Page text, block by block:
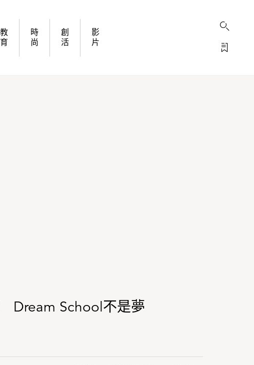
教
育
時
尚
創
活
影
片
Dream School不是夢